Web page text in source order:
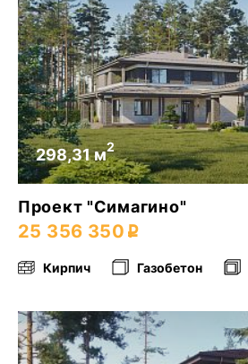
298,31 м2
Проект "Симагино"
25 356 350
Кирпич Газобетон